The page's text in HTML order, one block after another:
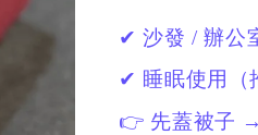
✔ 沙發 / 辦公
✔ 睡眠使用（
👉 先蓋被子